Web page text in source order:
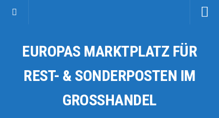
Kategorien
Auto & Motorrad
Fahrzeuge & Transport
EUROPAS MARKTPLATZ FÜR
REST- & SONDERPOSTEN IM
GROSSHANDEL